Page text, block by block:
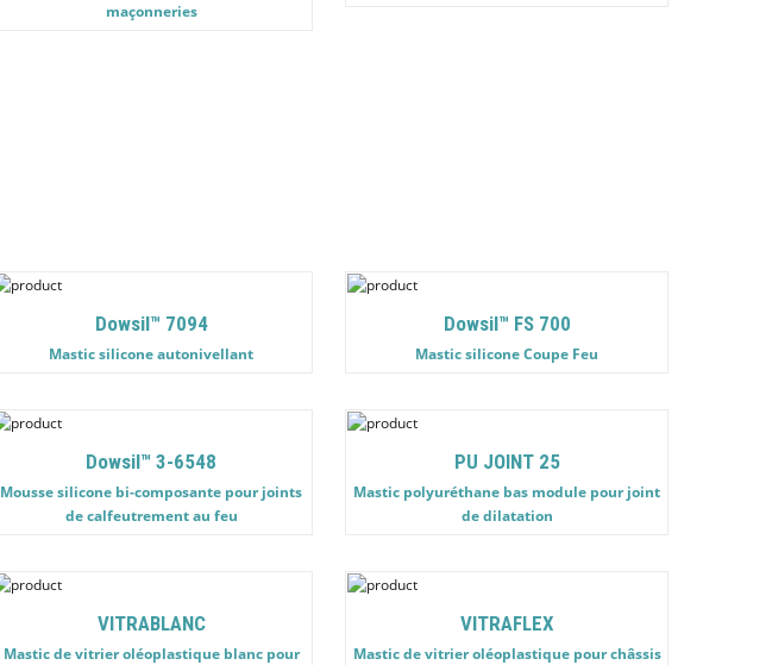
maçonneries
Dowsil™ 7094
Mastic silicone autonivellant
Dowsil™ FS 700
Mastic silicone Coupe Feu
Dowsil™ 3-6548
Mousse silicone bi-composante pour joints
de calfeutrement au feu
PU JOINT 25
Mastic polyuréthane bas module pour joint
de dilatation
VITRABLANC
Mastic de vitrier oléoplastique blanc pour
VITRAFLEX
Mastic de vitrier oléoplastique pour châssis